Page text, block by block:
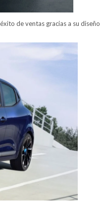
de ventas gracias a su diseño